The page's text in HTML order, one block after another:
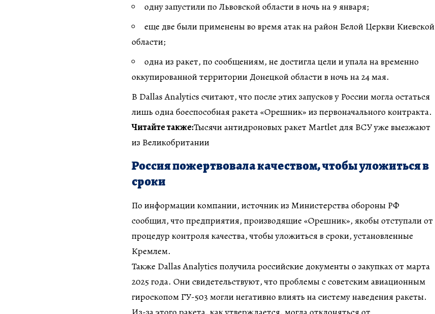
одну запустили по Львовской области в ночь на 9 января;
еще две были применены во время атак на район Белой Церкви Киевской
области;
одна из ракет, по сообщениям, не достигла цели и упала на временно
оккупированной территории Донецкой области в ночь на 24 мая.
В Dallas Analytics считают, что после этих запусков у России могла остаться
лишь одна боеспособная ракета «Орешник» из первоначального контракта.
Читайте также:Тысячи антидроновых ракет Martlet для ВСУ уже выезжают
из Великобритании
Россия пожертвовала качеством, чтобы уложиться в
сроки
По информации компании, источник из Министерства обороны РФ
сообщил, что предприятия, производящие «Орешник», якобы отступали от
процедур контроля качества, чтобы уложиться в сроки, установленные
Кремлем.
Также Dallas Analytics получила российские документы о закупках от марта
2025 года. Они свидетельствуют, что проблемы с советским авиационным
гироскопом ГУ-503 могли негативно влиять на систему наведения ракеты.